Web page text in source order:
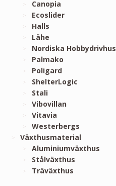
Canopia
Ecoslider
Halls
Lähe
Nordiska Hobbydrivhus
Palmako
Poligard
ShelterLogic
Stali
Vibovillan
Vitavia
Westerbergs
Växthusmaterial
Aluminiumväxthus
Stålväxthus
Träväxthus